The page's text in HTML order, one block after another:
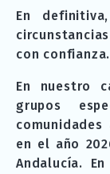
En
con confianza.
En nuestro
grupos
en el año
Andalucía.